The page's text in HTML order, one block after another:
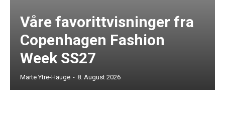
Våre favorittvisninger fra
Copenhagen Fashion
Week SS27
Marte Ytre-Hauge - 8. August 2026